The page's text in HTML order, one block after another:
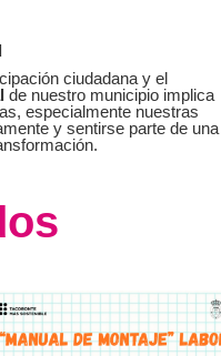
ciudadana y el
de nuestro municipio implica
especialmente nuestras
y sentirse parte de una